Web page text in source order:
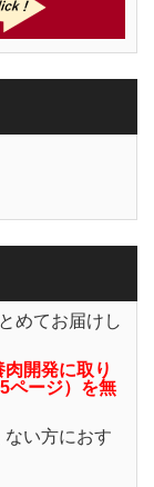
めてお届けし
肉開発に取り
ページ）を無
い方におす